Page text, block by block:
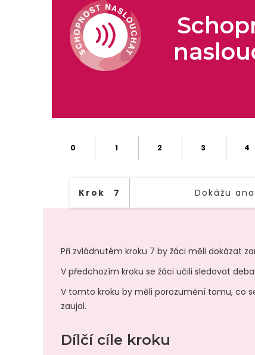
0 1 2 3 4
Krok 7 Dokážu
Při zvládnutém kroku 7 by žáci měli dokázat
V předchozím kroku se žáci učili sledovat
V tomto kroku by měli porozumění tomu, co
zaujal.
Dílčí cíle kroku